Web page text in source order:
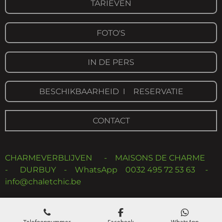
TARIEVEN
FOTO'S
IN DE PERS
BESCHIKBAARHEID I RESERVATIE
CONTACT
CHARMEVERBLIJVEN - MAISONS DE CHARME
- DURBUY - WhatsApp 0032 495 72 53 63 -
info@chaletchic.be